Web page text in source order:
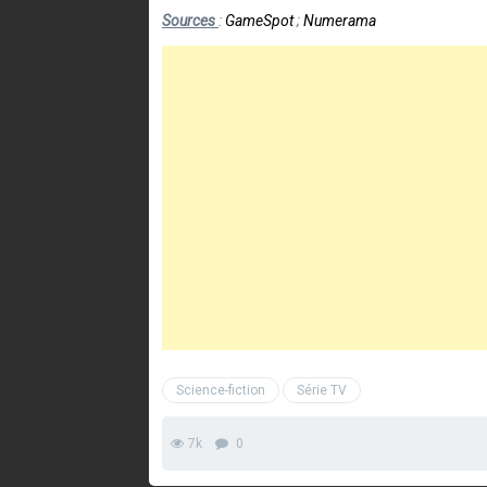
Sources : GameSpot;Numerama
Science-fiction Série TV
7k 0